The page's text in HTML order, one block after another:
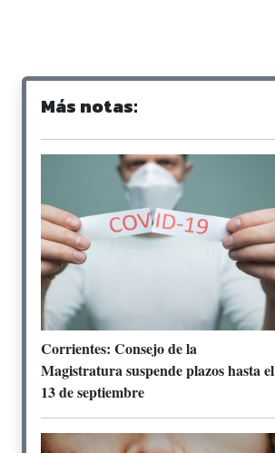
Más notas:
Corrientes: Consejo de la
Magistratura suspende plazos hasta el
13 de septiembre